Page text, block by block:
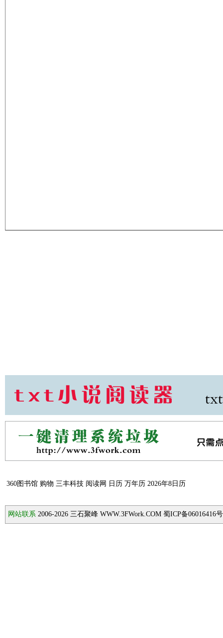
360图书馆 购物 三丰科技 阅读网 日历 万年历 2026年8日历
网站联系 2006-2026 三石聚峰 WWW.3FWork.COM 蜀ICP备06016416号